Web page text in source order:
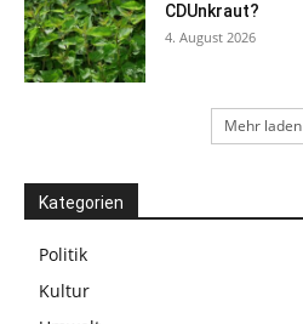
CDUnkraut?
4. August 2026
Mehr laden
Kategorien
Politik
Kultur